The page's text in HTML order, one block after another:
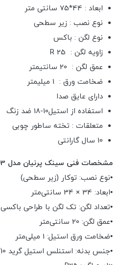
ابعاد : 44*75 سانتی متر
نوع نصب : زیر سطحی
نوع لگن : باکس
زاویه لگن : R 25
عمق لگن : 20 سانتیمتر
ضخامت ورق : 1 میلیمتر
داراى عایق صدا
استفاده از استیل10-18 ضد زنگ
متعلقات : تخته ساطور چوبی
10 سال گارانتی
مشخصات فنی سینک پرنیان مدل PS4203
•نوع نصب: توکار (زیر سطحی)
•ابعاد: 34 × 34 سانتی‌متر
•تعداد لگن: تک لگن با طراحی باکسی
•عمق لگن: 20 سانتی‌متر
•ضخامت ورق استیل: 1 میلی‌متر
•جنس بدنه: استنلس استیل گرید 18/10 ضدزنگ